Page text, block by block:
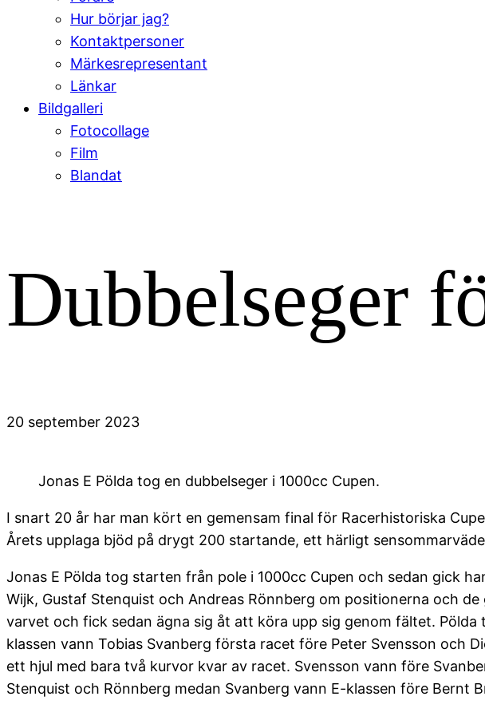
Hur börjar jag?
Kontaktpersoner
Märkesrepresentant
Länkar
Bildgalleri
Fotocollage
Film
Blandat
Dubbelseger
20 september 2023
Jonas E Pölda tog en dubbelseger i 1000cc Cupen.
I snart 20 år har man kört en gemensam final för Racerhistoriska
Årets upplaga bjöd på drygt 200 startande, ett härligt
Jonas E Pölda tog starten från pole i 1000cc Cupen och sedan gick
Wijk, Gustaf Stenquist och Andreas Rönnberg om positionerna och
varvet och fick sedan ägna sig åt att köra upp sig genom fältet.
klassen vann Tobias Svanberg första racet före Peter Svensson och
ett hjul med bara två kurvor kvar av racet. Svensson vann före
Stenquist och Rönnberg medan Svanberg vann E-klassen före Bernt